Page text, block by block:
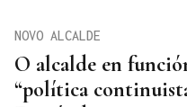
O alcalde en
“política
NOVO ALCALDE